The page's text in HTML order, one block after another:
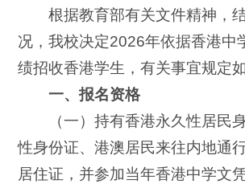
根据教育部有关文件精神，
况，我校决定2026年依据香港中
绩招收香港学生，有关事宜规定
一、报名资格
（一）持有香港永久性居民
性身份证、港澳居民来往内地通
居住证，并参加当年香港中学文